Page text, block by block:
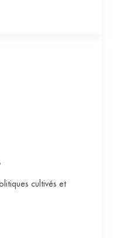
cultivés et